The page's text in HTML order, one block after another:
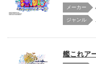
メーカー
艦これア